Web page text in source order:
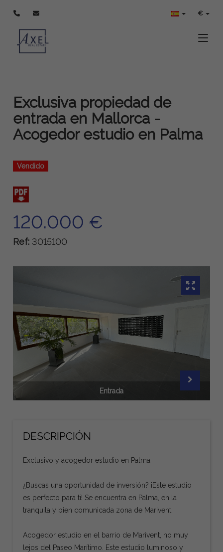
€
Exclusiva propiedad de
entrada en Mallorca -
Acogedor estudio en Palma
Vendido
120.000 €
Ref: 3015100
Entrada
DESCRIPCIÓN
Exclusivo y acogedor estudio en Palma
¿Buscas una oportunidad de inversión? ¡Este estudio
es perfecto para ti! Se encuentra en Palma, en la
tranquila y bien comunicada zona de Marivent.
Acogedor estudio en el barrio de Marivent, no muy
lejos del Paseo Marítimo. Este estudio luminoso y